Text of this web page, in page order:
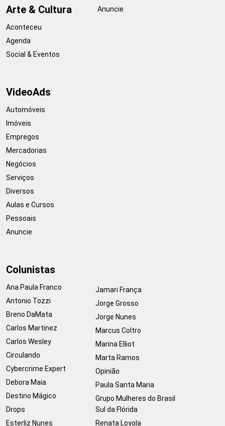
Arte & Cultura
Aconteceu
Agenda
Social & Eventos
Anuncie
VideoAds
Automóveis
Imóveis
Empregos
Mercadorias
Negócios
Serviços
Diversos
Aulas e Cursos
Pessoais
Anuncie
Colunistas
Ana Paula Franco
Antonio Tozzi
Breno DaMata
Carlos Martinez
Carlos Wesley
Circulando
Cybercrime Expert
Debora Maia
Destino Mágico
Drops
Esterliz Nunes
Jamari França
Jorge Grosso
Jorge Nunes
Marcus Coltro
Marina Elliot
Marta Ramos
Opinião
Paula Santa Maria
Grupo Mulheres do Brasil
Sul da Flórida
Renata Loyola